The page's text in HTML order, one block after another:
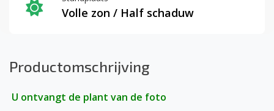
Volle zon / Half schaduw
Productomschrijving
U ontvangt de plant van de foto